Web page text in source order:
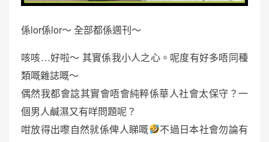
係lor係lor～ 全部都係週刊～
咳咳…好啦～ 其實係我小人之心。呢度有好多唔同種
類嘅雜誌嘅～
偶然我都會諗其實會唔會純粹係華人社會太保守？一
個男人鹹濕又有咩問題呢？
咁放得出嚟自然就係俾人睇嘅
不過日本社會勿論有